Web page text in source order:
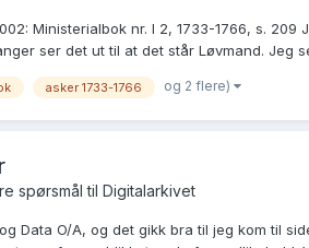
Ministerialbok nr. I 2, 1733-1766, s.
ser det ut til at det står Løvmand. Jeg
asker 1733-1766 og 2 flere)
spørsmål til Digitalarkivet
Data O/A, og det gikk bra til jeg kom til